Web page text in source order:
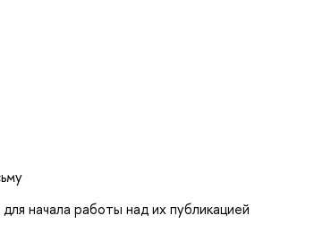
начала работы над их публикацией